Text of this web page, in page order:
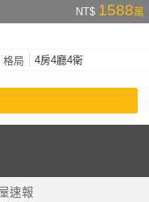
NT$ 1588萬
格局 4房4廳4衛
速報